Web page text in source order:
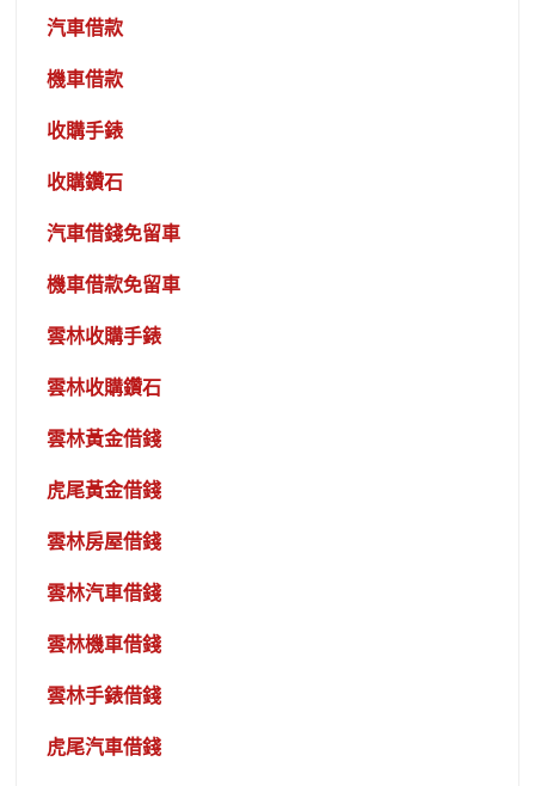
汽車借款
機車借款
收購手錶
收購鑽石
汽車借錢免留車
機車借款免留車
雲林收購手錶
雲林收購鑽石
雲林黃金借錢
虎尾黃金借錢
雲林房屋借錢
雲林汽車借錢
雲林機車借錢
雲林手錶借錢
虎尾汽車借錢